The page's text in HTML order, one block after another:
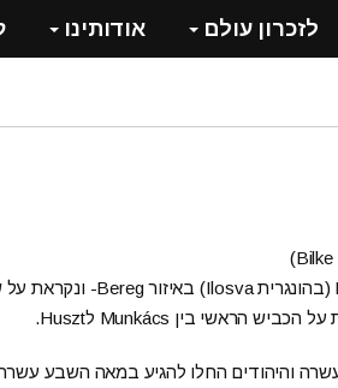
לזכרון עולם אודותינו
והיהודים החלו להגיע במאה השבע